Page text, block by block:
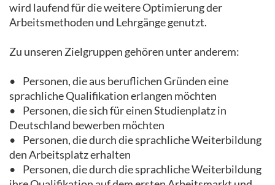
wird laufend für die weitere Optimierung der
Arbeitsmethoden und Lehrgänge genutzt.
Zu unseren Zielgruppen gehören unter anderem:
• Personen, die aus beruflichen Gründen eine
sprachliche Qualifikation erlangen möchten
• Personen, die sich für einen Studienplatz in
Deutschland bewerben möchten
• Personen, die durch die sprachliche Weiterbildung
den Arbeitsplatz erhalten
• Personen, die durch die sprachliche Weiterbildung